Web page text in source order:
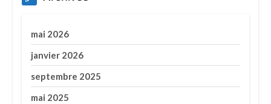
mai 2026
janvier 2026
septembre 2025
mai 2025